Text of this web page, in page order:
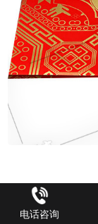
电话咨询